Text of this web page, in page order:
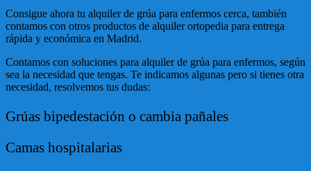
Consigue ahora tu alquiler de grúa para enfermos cerca, también
contamos con otros productos de alquiler ortopedia para entrega
rápida y económica en Madrid.
Contamos con soluciones para alquiler de grúa para enfermos, según
sea la necesidad que tengas. Te indicamos algunas pero si tienes otra
necesidad, resolvemos tus dudas:
Grúas bipedestación o cambia pañales
Camas hospitalarias